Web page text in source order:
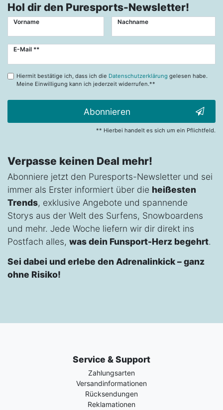
Hol dir den Puresports-Newsletter!
Vorname Nachname
E-Mail **
Newsletter
Hiermit bestätige ich, dass ich die Datenschutzerklärung gelesen habe.
Meine Einwilligung kann ich jederzeit widerrufen.**
Abonnieren
** Hierbei handelt es sich um ein Pflichtfeld.
Verpasse keinen Deal mehr!
Abonniere jetzt den Puresports-Newsletter und sei
immer als Erster informiert über die heißesten
Trends, exklusive Angebote und spannende
Storys aus der Welt des Surfens, Snowboardens
und mehr. Jede Woche liefern wir dir direkt ins
Postfach alles, was dein Funsport-Herz begehrt.
Sei dabei und erlebe den Adrenalinkick – ganz
ohne Risiko!
Service & Support
Zahlungsarten
Versandinformationen
Rücksendungen
Reklamationen